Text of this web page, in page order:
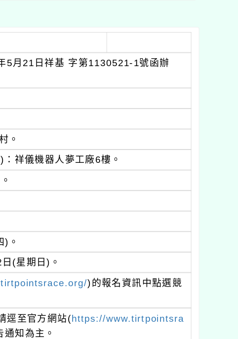
5月21日祥基 字第1130521-1號函辦
。
祥儀機器人夢工廠6樓。
)。
(星期日)。
)的報名資訊中點選競
逕至官方網站(https://www.tirtpointsra
知為主。